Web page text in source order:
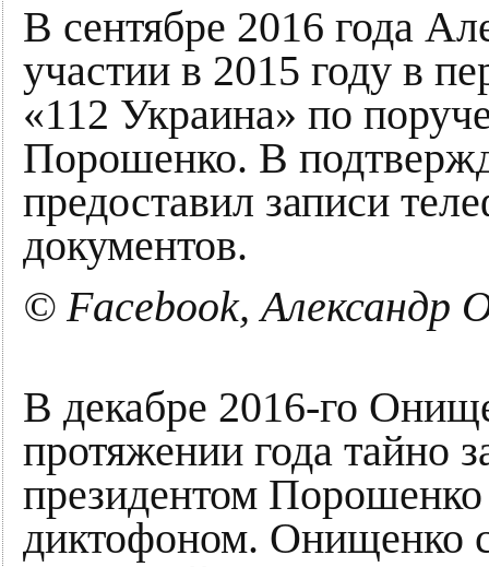
В сентябре 2016 года
участии в 2015 году в
«112 Украина» по
Порошенко. В
предоставил записи
документов.
© Facebook, Александр
В декабре 2016-го
протяжении года тайно
президентом
диктофоном. Онищенко